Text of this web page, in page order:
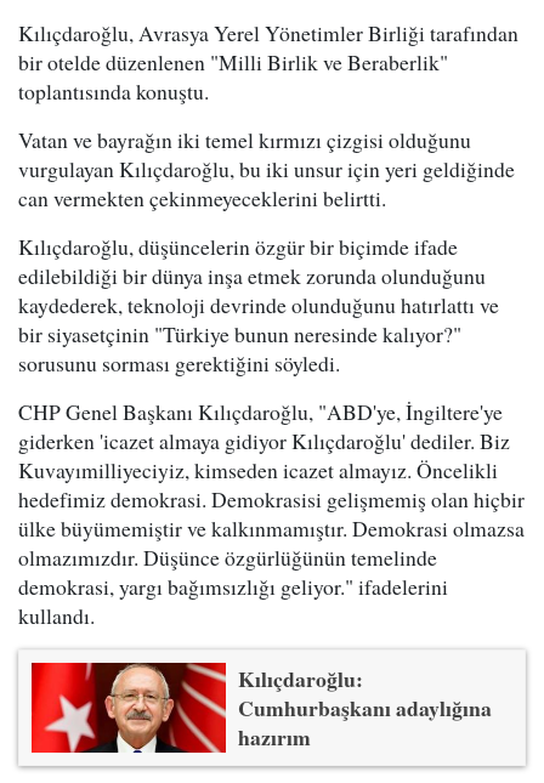
Kılıçdaroğlu, Avrasya Yerel Yönetimler Birliği tarafından
bir otelde düzenlenen "Milli Birlik ve Beraberlik"
toplantısında konuştu.
Vatan ve bayrağın iki temel kırmızı çizgisi olduğunu
vurgulayan Kılıçdaroğlu, bu iki unsur için yeri geldiğinde
can vermekten çekinmeyeceklerini belirtti.
Kılıçdaroğlu, düşüncelerin özgür bir biçimde ifade
edilebildiği bir dünya inşa etmek zorunda olunduğunu
kaydederek, teknoloji devrinde olunduğunu hatırlattı ve
bir siyasetçinin "Türkiye bunun neresinde kalıyor?"
sorusunu sorması gerektiğini söyledi.
CHP Genel Başkanı Kılıçdaroğlu, "ABD'ye, İngiltere'ye
giderken 'icazet almaya gidiyor Kılıçdaroğlu' dediler. Biz
Kuvayımilliyeciyiz, kimseden icazet almayız. Öncelikli
hedefimiz demokrasi. Demokrasisi gelişmemiş olan hiçbir
ülke büyümemiştir ve kalkınmamıştır. Demokrasi olmazsa
olmazımızdır. Düşünce özgürlüğünün temelinde
demokrasi, yargı bağımsızlığı geliyor." ifadelerini
kullandı.
Kılıçdaroğlu:
Cumhurbaşkanı adaylığına
hazırım